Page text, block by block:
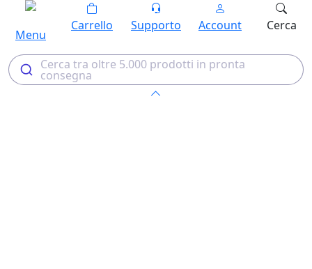
Menu
Carrello Supporto Account Cerca
Cerca tra oltre 5.000 prodotti in pronta
consegna